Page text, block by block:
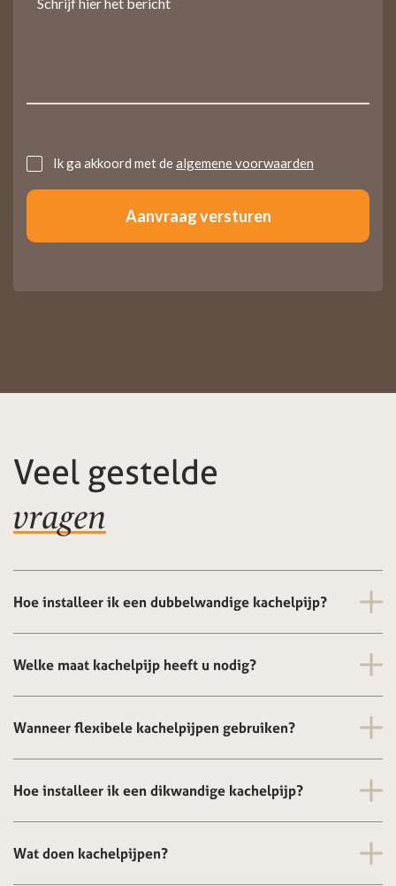
UntitledIk ga akkoord met dealgemene voorwaarden
Veel gestelde
vragen
Hoe installeer ik een dubbelwandige kachelpijp?
Welke maat kachelpijp heeft u nodig?
Wanneer flexibele kachelpijpen gebruiken?
Hoe installeer ik een dikwandige kachelpijp?
Wat doen kachelpijpen?